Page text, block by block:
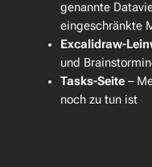
genannte
eingeschränkte
Excalidraw-
und
Tasks-Seite–
noch zu tun ist